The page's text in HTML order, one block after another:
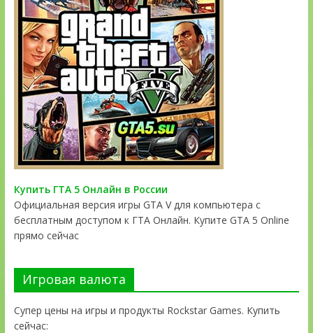
Купить ГТА 5 Онлайн в России
Официальная версия игры GTA V для компьютера с
бесплатным доступом к ГТА Онлайн. Купите GTA 5 Online
прямо сейчас
Игровая валюта
Супер цены на игры и продукты Rockstar Games. Купить
сейчас: